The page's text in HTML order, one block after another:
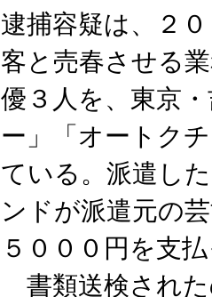
逮捕容疑は、２
客と売春させる
優３人を、東京
ー」「オートク
ている。派遣し
ンドが派遣元の
５０００円を支
書類送検された